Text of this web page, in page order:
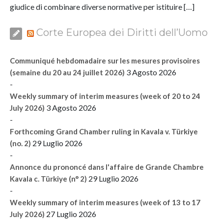
giudice di combinare diverse normative per istituire […]
Corte Europea dei Diritti dell’Uomo
Communiqué hebdomadaire sur les mesures provisoires
(semaine du 20 au 24 juillet 2026) 3 Agosto 2026
-
Weekly summary of interim measures (week of 20 to 24
July 2026) 3 Agosto 2026
-
Forthcoming Grand Chamber ruling in Kavala v. Türkiye
(no. 2) 29 Luglio 2026
-
Annonce du prononcé dans l'affaire de Grande Chambre
Kavala c. Türkiye (n° 2) 29 Luglio 2026
-
Weekly summary of interim measures (week of 13 to 17
July 2026) 27 Luglio 2026